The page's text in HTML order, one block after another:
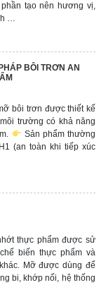
tạo nên hương vị,
…
BÔI TRƠN AN
bôi trơn được thiết kế
trường có khả năng
Sản phẩm thường
(an toàn khi tiếp xúc
thực phẩm được sử
biến thực phẩm và
Mỡ được dùng để
bi, khớp nối, hệ thống